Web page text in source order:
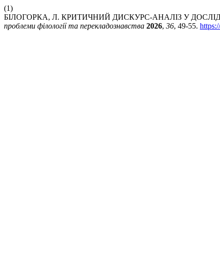
(1)
БІЛОГОРКА, Л. КРИТИЧНИЙ ДИСКУРС-АНАЛІЗ У
проблеми філології та перекладознавства 2026, 36, 49-55.